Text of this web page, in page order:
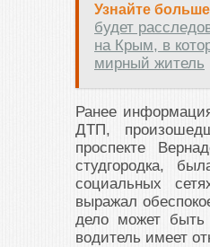
Узнайте
будет
на Крым, в
мирный житель
Ранее
ДТП,
проспекте
студгородка,
социальных
выражал
дело может быть
водитель имеет